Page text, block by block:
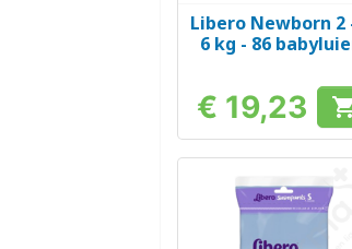
Snel bekijken
Libero Newborn 2
6 kg - 86
Prijs
€ 19,23